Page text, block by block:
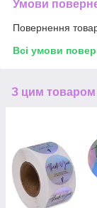
Умови
Повернення
Всі умови
З цим